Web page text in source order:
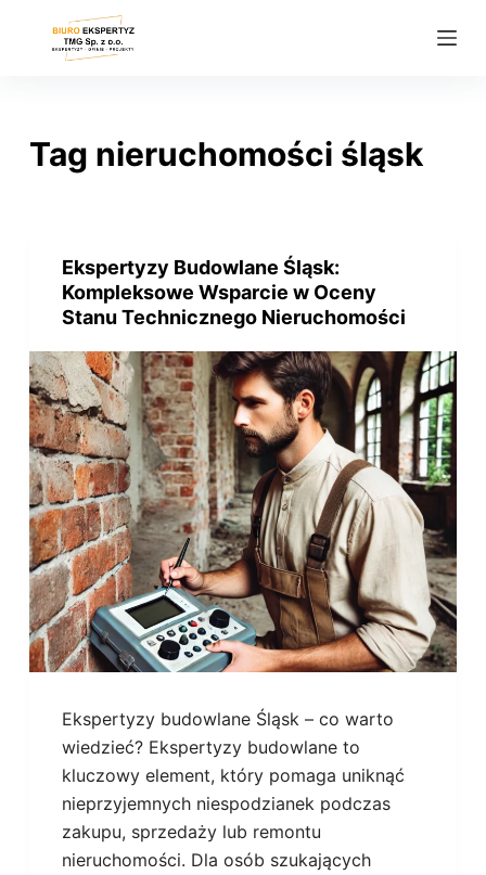
c
Tag nieruchomości śląsk
Ekspertyzy Budowlane Śląsk:
Kompleksowe Wsparcie w Oceny
Stanu Technicznego Nieruchomości
Ekspertyzy budowlane Śląsk – co warto
wiedzieć? Ekspertyzy budowlane to
kluczowy element, który pomaga uniknąć
nieprzyjemnych niespodzianek podczas
zakupu, sprzedaży lub remontu
nieruchomości. Dla osób szukających